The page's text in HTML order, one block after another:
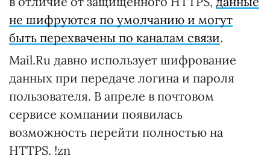
не шифруются по умолчанию и могут
быть перехвачены по каналам связи.
Mail.Ru давно использует шифрование
данных при передаче логина и пароля
пользователя. В апреле в почтовом
сервисе компании появилась
возможность перейти полностью на
HTTPS. !zn